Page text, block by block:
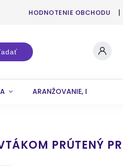
HODNOTENIE OBCHODU
ARANŽOVANIE,
PRÚTENÝ